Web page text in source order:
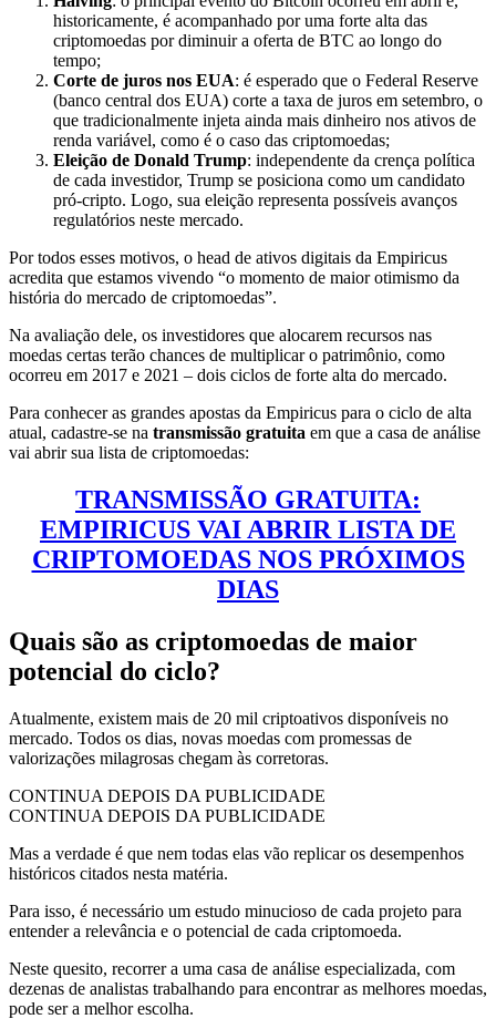
historicamente, é acompanhado por uma forte alta das
criptomoedas por diminuir a oferta de BTC ao longo do
tempo;
Corte de juros nos EUA: é esperado que o Federal Reserve
(banco central dos EUA) corte a taxa de juros em setembro, o
que tradicionalmente injeta ainda mais dinheiro nos ativos de
renda variável, como é o caso das criptomoedas;
Eleição de Donald Trump: independente da crença política
de cada investidor, Trump se posiciona como um candidato
pró-cripto. Logo, sua eleição representa possíveis avanços
regulatórios neste mercado.
Por todos esses motivos, o head de ativos digitais da Empiricus
acredita que estamos vivendo “o momento de maior otimismo da
história do mercado de criptomoedas”.
Na avaliação dele, os investidores que alocarem recursos nas
moedas certas terão chances de multiplicar o patrimônio, como
ocorreu em 2017 e 2021 – dois ciclos de forte alta do mercado.
Para conhecer as grandes apostas da Empiricus para o ciclo de alta
atual, cadastre-se na transmissão gratuita em que a casa de análise
vai abrir sua lista de criptomoedas:
TRANSMISSÃO GRATUITA:
EMPIRICUS VAI ABRIR LISTA DE
CRIPTOMOEDAS NOS PRÓXIMOS
DIAS
Quais são as criptomoedas de maior
potencial do ciclo?
Atualmente, existem mais de 20 mil criptoativos disponíveis no
mercado. Todos os dias, novas moedas com promessas de
valorizações milagrosas chegam às corretoras.
CONTINUA DEPOIS DA PUBLICIDADE
CONTINUA DEPOIS DA PUBLICIDADE
Mas a verdade é que nem todas elas vão replicar os desempenhos
históricos citados nesta matéria.
Para isso, é necessário um estudo minucioso de cada projeto para
entender a relevância e o potencial de cada criptomoeda.
Neste quesito, recorrer a uma casa de análise especializada, com
dezenas de analistas trabalhando para encontrar as melhores moedas,
pode ser a melhor escolha.